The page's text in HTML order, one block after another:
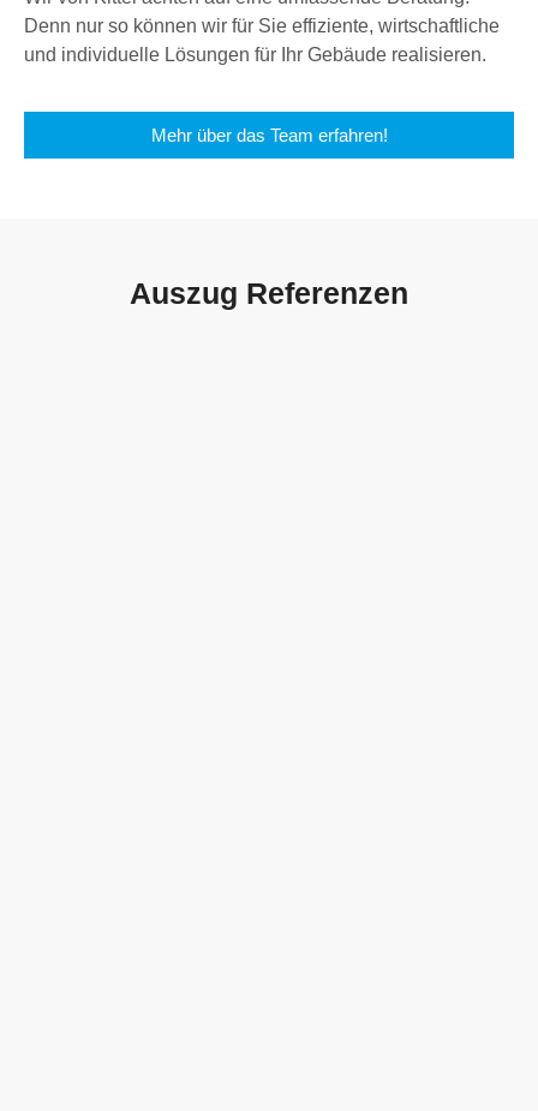
Denn nur so können wir für Sie effiziente, wirtschaftliche
und individuelle Lösungen für Ihr Gebäude realisieren.
Mehr über das Team erfahren!
Auszug Referenzen